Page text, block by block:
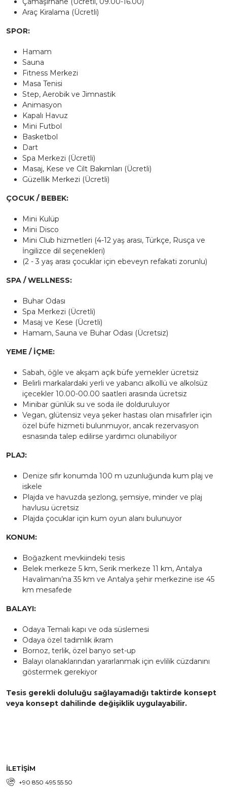
Araç Kiralama (Ücretli)
SPOR:
Hamam
Sauna
Fitness Merkezi
Masa Tenisi
Step, Aerobik ve Jimnastik
Animasyon
Kapalı Havuz
Mini Futbol
Basketbol
Dart
Spa Merkezi (Ücretli)
Masaj, Kese ve Cilt Bakımları (Ücretli)
Güzellik Merkezi (Ücretli)
ÇOCUK / BEBEK:
Mini Kulüp
Mini Disco
Mini Club hizmetleri (4-12 yaş arası, Türkçe, Rusça ve
İngilizce dil seçenekleri)
(2 - 3 yaş arası çocuklar için ebeveyn refakati zorunlu)
SPA / WELLNESS:
Buhar Odası
Spa Merkezi (Ücretli)
Masaj ve Kese (Ücretli)
Hamam, Sauna ve Buhar Odası (Ücretsiz)
YEME / İÇME:
Sabah, öğle ve akşam açık büfe yemekler ücretsiz
Belirli markalardaki yerli ve yabancı alkollü ve alkolsüz
içecekler 10.00-00.00 saatleri arasında ücretsiz
Minibar günlük su ve soda ile dolduruluyor
Vegan, glütensiz veya şeker hastası olan misafirler için
özel büfe hizmeti bulunmuyor, ancak rezervasyon
esnasında talep edilirse yardımcı olunabiliyor
PLAJ:
Denize sıfır konumda 100 m uzunluğunda kum plaj ve
iskele
Plajda ve havuzda şezlong, şemsiye, minder ve plaj
havlusu ücretsiz
Plajda çocuklar için kum oyun alanı bulunuyor
KONUM:
Boğazkent mevkiindeki tesis
Belek merkeze 5 km, Serik merkeze 11 km, Antalya
Havalimanı’na 35 km ve Antalya şehir merkezine ise 45
km mesafede
BALAYI:
Odaya Temalı kapı ve oda süslemesi
Odaya özel tadımlık ikram
Bornoz, terlik, özel banyo set-up
Balayı olanaklarından yararlanmak için evlilik cüzdanını
göstermek gerekiyor
Tesis gerekli doluluğu sağlayamadığı taktirde konsept
veya konsept dahilinde değişiklik uygulayabilir.
İLETİŞİM
+90 850 495 55 50